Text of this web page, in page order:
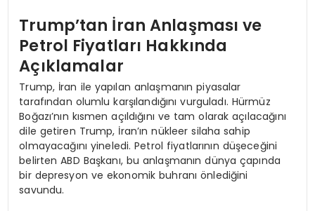
Trump’tan İran Anlaşması ve
Petrol Fiyatları Hakkında
Açıklamalar
Trump, İran ile yapılan anlaşmanın piyasalar
tarafından olumlu karşılandığını vurguladı. Hürmüz
Boğazı’nın kısmen açıldığını ve tam olarak açılacağını
dile getiren Trump, İran’ın nükleer silaha sahip
olmayacağını yineledi. Petrol fiyatlarının düşeceğini
belirten ABD Başkanı, bu anlaşmanın dünya çapında
bir depresyon ve ekonomik buhranı önlediğini
savundu.